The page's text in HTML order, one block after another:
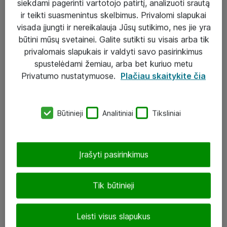
Sprendimai ir paslaugos
Paslaugos
Įgyvendinti projektai
J. Rutkausko g. 6, Vilnius
siekdami pagerinti vartotojo patirtį, analizuoti srautą
ir teikti suasmenintus skelbimus. Privalomi slapukai
visada įjungti ir nereikalauja Jūsų sutikimo, nes jie yra
būtini mūsų svetainei. Galite sutikti su visais arba tik
privalomais slapukais ir valdyti savo pasirinkimus
spustelėdami žemiau, arba bet kuriuo metu
Privatumo nustatymuose. Plačiau skaitykite čia
Būtinieji Analitiniai Tiksliniai
Tik būtinieji
Leisti visus slapukus
Įrašyti pasirinkimus